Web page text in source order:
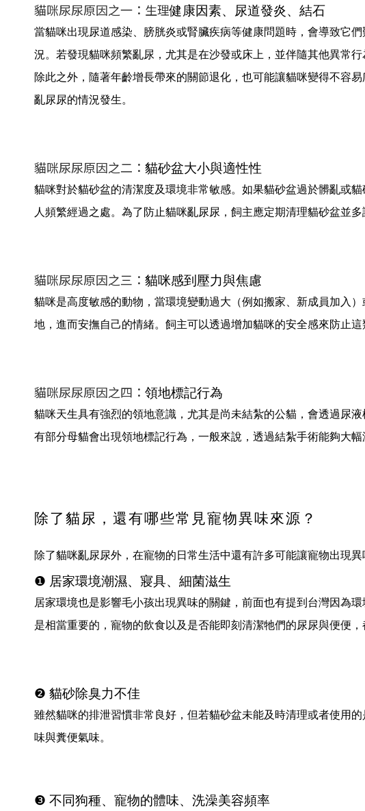
貓咪尿尿原因之一：生理健康因素、尿道發炎、結石
當貓咪出現尿道感染、膀胱炎或腎臟疾病等健康問題時，會導致它
況。若發現貓咪頻繁亂尿，尤其是在沙發或床上，並伴隨其他異常
除此之外，隨著年齡增長帶來的關節退化，也可能讓貓咪變得不容
亂尿尿的情況發生。
貓咪尿尿原因之二： 貓砂盆大小與適性性
貓咪對於貓砂盆的清潔度及環境非常敏感。如果貓砂盆過於髒亂或
人頻繁經過之處。為了防止貓咪亂尿尿，飼主應定期清理貓砂盆並多
貓咪尿尿原因之三： 貓咪感到壓力與焦慮
貓咪是高度敏感的動物，當環境變動過大（例如搬家、新成員加入
地，進而安撫自己的情緒。飼主可以透過增加貓咪的安全感來防止
貓咪尿尿原因之四： 領地標記行為
貓咪天生具有強烈的領地意識，尤其是尚未結紮的公貓，會透過尿
有部分母貓會出現領地標記行為，一般來說，透過結紮手術能夠大
除了貓尿，還有哪些常見寵物異味來源？
除了貓咪亂尿尿外，在寵物的日常生活中還有許多可能讓寵物出現
❶ 居家環境潮濕、寢具、細菌滋生
居家環境也是影響毛小孩出現異味的關鍵，前面也有提到台灣因為
是相當重要的，寵物的飲食以及是否能即刻清潔牠們的尿尿與便便，
❷ 貓砂除臭力不佳
雖然貓咪的排泄習慣非常良好，但若貓砂盆未能及時清理或者使用
味與糞便氣味。
❸ 不同狗種、寵物的體味、洗澡美容頻率